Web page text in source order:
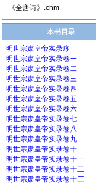
《全唐诗》.chm
本书目录
明世宗肃皇帝实录序
明世宗肃皇帝实录卷一
明世宗肃皇帝实录卷二
明世宗肃皇帝实录卷三
明世宗肃皇帝实录卷四
明世宗肃皇帝实录卷五
明世宗肃皇帝实录卷六
明世宗肃皇帝实录卷七
明世宗肃皇帝实录卷八
明世宗肃皇帝实录卷九
明世宗肃皇帝实录卷十
明世宗肃皇帝实录卷十一
明世宗肃皇帝实录卷十二
明世宗肃皇帝实录卷十三